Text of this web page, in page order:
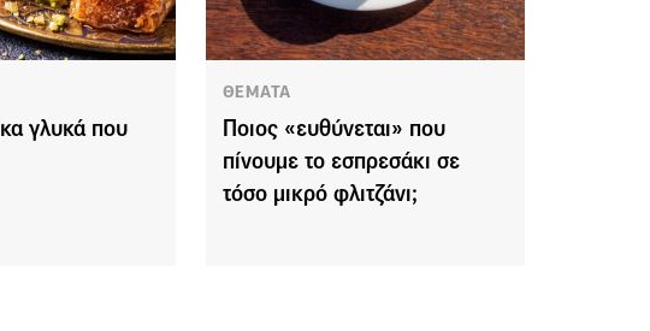
γλυκά που
ΘΕΜΑΤΑ
Ποιος «ευθύνεται» που
πίνουμε το εσπρεσάκι σε
τόσο μικρό φλιτζάνι;